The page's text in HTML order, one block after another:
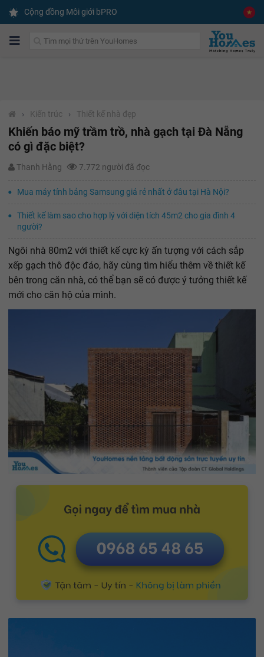
Cộng đồng Môi giới bPRO
› Kiến trúc › Thiết kế nhà đẹp
Khiến báo mỹ trầm trồ, nhà gạch tại Đà Nẵng
có gì đặc biệt?
Thanh Hằng 7.772 người đã đọc
Mua máy tính bảng Samsung giá rẻ nhất ở đâu tại Hà Nội?
Thiết kế làm sao cho hợp lý với diện tích 45m2 cho gia đình 4
người?
Ngôi nhà 80m2 với thiết kế cực kỳ ấn tượng với cách sắp
xếp gạch thô độc đáo, hãy cùng tìm hiểu thêm về thiết kế
bên trong căn nhà, có thể bạn sẽ có được ý tưởng thiết kế
mới cho căn hộ của mình.